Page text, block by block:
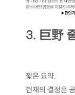
3. 巨野
짧은 요약.
헌재의 결정은